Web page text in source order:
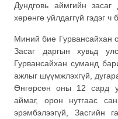
Дундговь аймгийн
хөрөнгө уйлдаггүй гэдэг
Миний бие Гурвансайхан
Засаг даргын хувьд
Гурвансайхан суманд
ажлыг шүүмжлэхгүй,
Өнгөрсөн оны 12 сард
аймаг, орон нутгаас
эрэмбэлээгүй, Засгийн